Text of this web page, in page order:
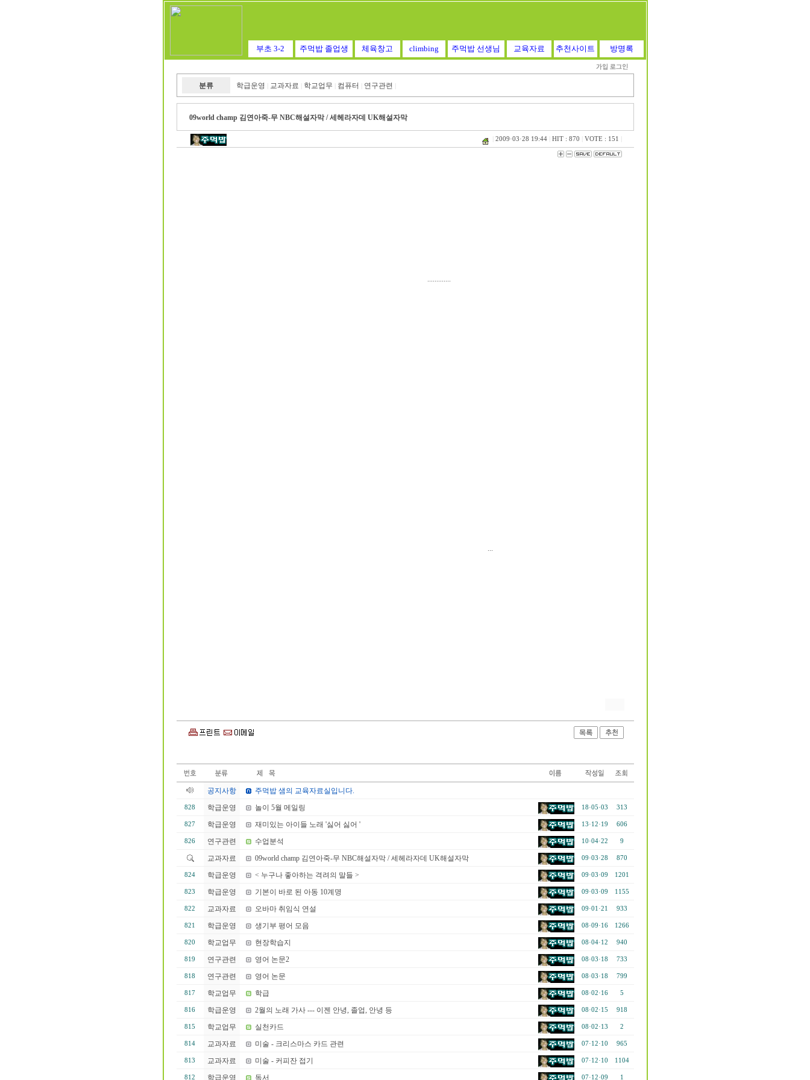
부초 3-2 주먹밥 졸업생 체육창고 climbing 주먹밥 선생님 교육자료 추천사이트 방명록
분류 학급운영 교과자료 학교업무 컴퓨터 연구관련
09world champ 김연아죽-무 NBC해설자막 / 세헤라자데 UK해설자막
2009·03·28 19:44 HIT : 870 VOTE : 151
공지사항 주먹밥 샘의 교육자료실입니다.
828 학급운영 놀이 5월 메일링 18·05·03 313
827 학급운영 재미있는 아이들 노래 '싫어 싫어 ' 13·12·19 606
826 연구관련 수업분석 10·04·22 9
교과자료 09world champ 김연아죽-무 NBC해설자막 / 세헤라자데 UK해설자막 09·03·28 870
824 학급운영 < 누구나 좋아하는 격려의 말들 > 09·03·09 1201
823 학급운영 기본이 바로 된 아동 10계명 09·03·09 1155
822 교과자료 오바마 취임식 연설 09·01·21 933
821 학급운영 생기부 평어 모음 08·09·16 1266
820 학교업무 현장학습지 08·04·12 940
819 연구관련 영어 논문2 08·03·18 733
818 연구관련 영어 논문 08·03·18 799
817 학교업무 학급 08·02·16 5
816 학급운영 2월의 노래 가사 --- 이젠 안녕, 졸업, 안녕 등 08·02·15 918
815 학교업무 실천카드 08·02·13 2
814 교과자료 미술 - 크리스마스 카드 관련 07·12·10 965
813 교과자료 미술 - 커피잔 접기 07·12·10 1104
812 학급운영 독서 07·12·09 1